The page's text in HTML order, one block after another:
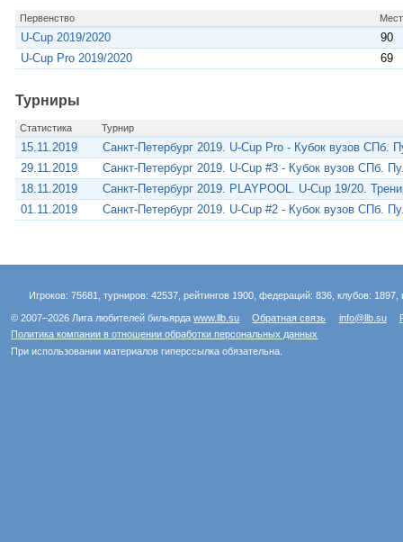
Первенство
U-Cup 2019/2020
90
U-Cup Pro 2019/2020
69
Турниры
Статистика Турнир
15.11.2019
Санкт-Петербург 2019. U-Cup Pro - Кубок вузов СПб.
29.11.2019
Санкт-Петербург 2019. U-Cup #3 - Кубок вузов СПб.
18.11.2019
Санкт-Петербург 2019. PLAYPOOL. U-Cup 19/20.
01.11.2019
Санкт-Петербург 2019. U-Cup #2 - Кубок вузов СПб.
Игроков: 75681, турниров: 42537, рейтингов 1900, федераций: 836, клубов:
© 2007–2026 Лига любителей бильярдаwww.llb.su Обратная связь info@llb.su
Политика компании в отношении обработки персональных данных
При использовании материалов гиперссылка обязательна.